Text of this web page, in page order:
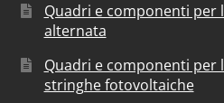
Quadri e componenti per
alternata
Quadri e componenti per
stringhe fotovoltaiche